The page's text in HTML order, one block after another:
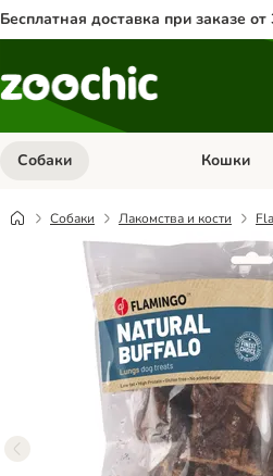
Бесплатная доставка при заказе от
Собаки Откройте
Кошки
Собаки Лакомства и кости